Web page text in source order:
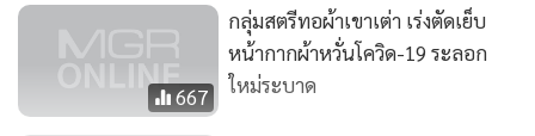
นายณาร์รา สินถ่วง
667
กลุ่มสตรีทอผ้าเขาเต่า เร่งตัดเย็บ
หน้ากากผ้าหวั่นโควิด-19 ระลอก
ใหม่ระบาด